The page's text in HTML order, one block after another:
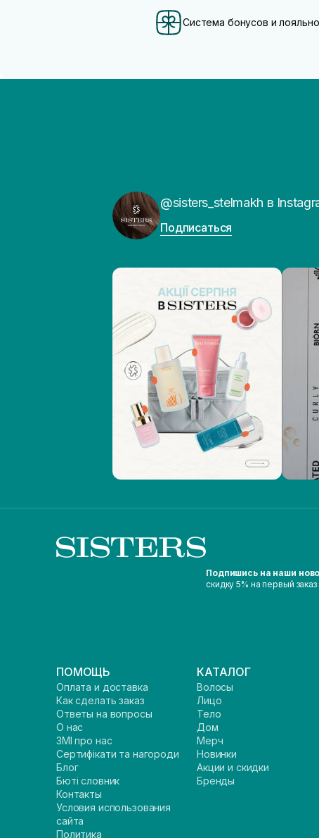
Система бонусов и
@sisters_stelmakh в
Подписаться
Подпишись на наши
скидку 5% на первый заказ
ПОМОЩЬ
Оплата и доставка
Как сделать заказ
Ответы на вопросы
О нас
ЗМІ про нас
Сертифікати та нагороди
Блог
Бюті словник
Контакты
Условия использования
сайта
Политика
КАТАЛОГ
Волосы
Лицо
Тело
Дом
Мерч
Новинки
Акции и скидки
Бренды